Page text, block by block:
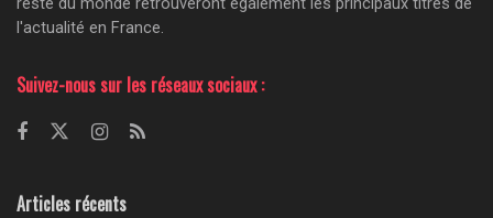
l'actualité en France.
Suivez-nous sur les réseaux sociaux :
Articles récents